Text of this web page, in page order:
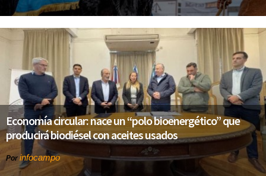
Economía circular: nace un “polo bioenergético” que
producirá biodiésel con aceites usados
Por infocampo